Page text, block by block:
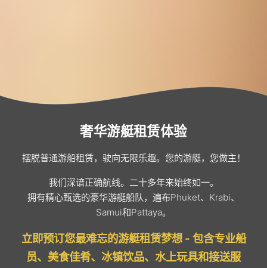
奢华游艇租赁体验
摆脱普通游船租赁，驶向无限乐趣。您的游艇，您做主！
我们深谙正确航线。二十多年来始终如一。
拥有精心甄选的豪华游艇船队，遍布Phuket、Krabi、
Samui和Pattaya。
立即预订您最难忘的游艇租赁梦想 - 包含专业船
员、美食佳肴、冰镇饮品、水上玩具和接送服